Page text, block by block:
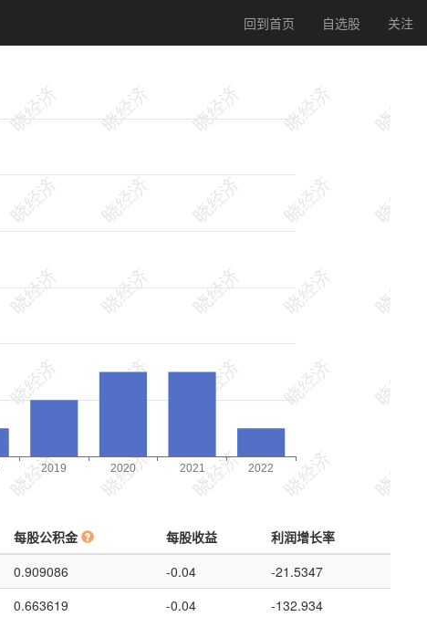
回到首页 自选股 关注
每股公积金 每股收益
利润增长率
0.909086 -0.04
-21.5347
0.663619 -0.04
-132.934